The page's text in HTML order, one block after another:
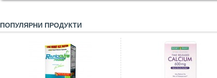
ПОПУЛЯРНИ ПРОДУКТИ